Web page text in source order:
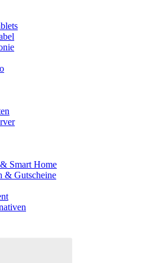
Smart Home
& Gutscheine